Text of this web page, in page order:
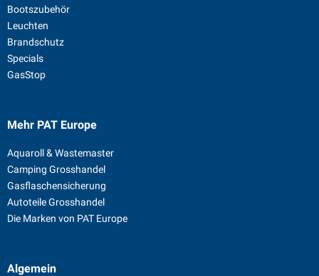
Bootszubehör
Leuchten
Brandschutz
Specials
GasStop
Mehr PAT Europe
Aquaroll & Wastemaster
Camping Grosshandel
Gasflaschensicherung
Autoteile Grosshandel
Die Marken von PAT Europe
Algemein